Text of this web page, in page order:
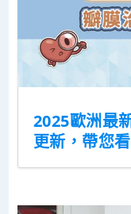
2025歐洲最
更新，帶您